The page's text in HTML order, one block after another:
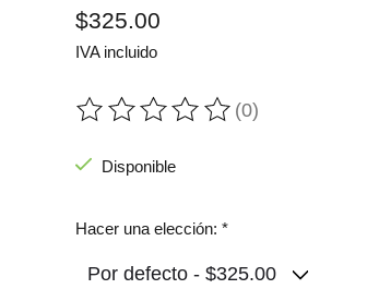
$325.00
IVA incluido
The rating of this product is
(0)
Disponible
Hacer una elección: *